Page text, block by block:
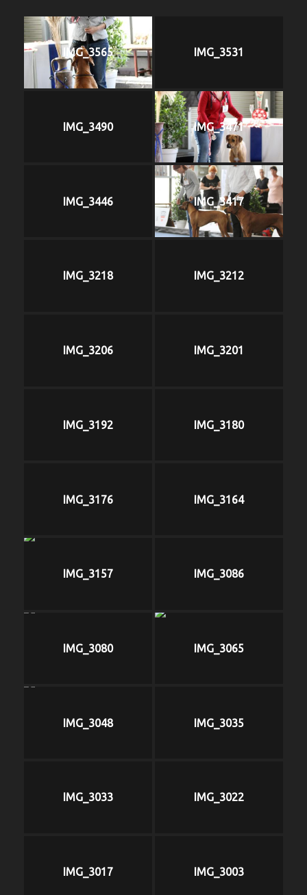
IMG_3565 IMG_3531
IMG_3490 IMG_3471
IMG_3446 IMG_3417
IMG_3218 IMG_3212
IMG_3206 IMG_3201
IMG_3192 IMG_3180
IMG_3176 IMG_3164
IMG_3157 IMG_3086
IMG_3080 IMG_3065
IMG_3048 IMG_3035
IMG_3033 IMG_3022
IMG_3017 IMG_3003